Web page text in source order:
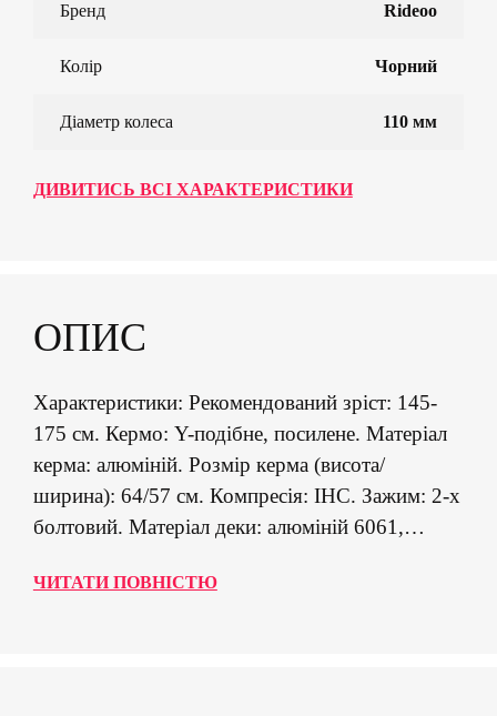
Бренд Rideoo
Колір Чорний
Діаметр колеса 110 мм
ДИВИТИСЬ ВСІ ХАРАКТЕРИСТИКИ
ОПИС
Характеристики: Рекомендований зріст: 145-
175 см. Кермо: Y-подібне, посилене. Матеріал
керма: алюміній. Розмір керма (висота/
ширина): 64/57 см. Компресія: IHC. Зажим: 2-х
болтовий. Матеріал деки: алюміній 6061,
деки: 33 х 12 см. Довжина самоката: 68 см.
ЧИТАТИ ПОВНІСТЮ